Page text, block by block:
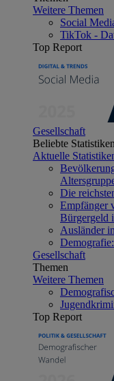
Weitere Themen
Social
TikTok -
Top Report
Gesellschaft
Beliebte Statistiken
Aktuelle
Die
Empfänger
Bürgergeld
Ausländer
Gesellschaft
Themen
Weitere Themen
Top Report